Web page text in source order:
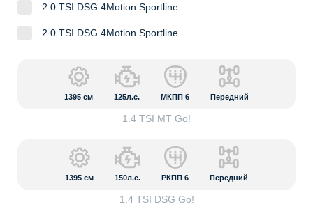
2.0 TSI DSG 4Motion Sportline
2.0 TSI DSG 4Motion Sportline
1395 см 125л.с. МКПП 6 Передний
1.4 TSI MT Go!
1395 см 150л.с. РКПП 6 Передний
1.4 TSI DSG Go!